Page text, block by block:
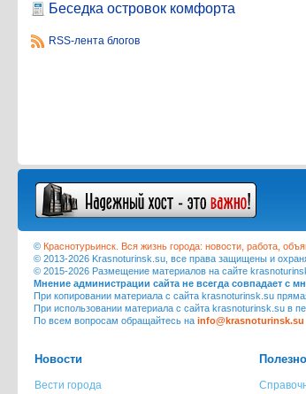
Беседка островок комфорта
RSS-лента блогов
© Краснотурьинск. Вся жизнь города: новости, работа,
© 2013-2026 Krasnoturinsk.su, все права защищены и
© 2015-2026 Размещение материалов на сайте
Мнение администрации сайта не всегда совпадает с
При копировании материала с сайта krasnoturinsk.su
При использовании материала с сайта krasnoturinsk.su в
По всем вопросам обращайтесь на info@krasnoturinsk.su
Новости
Вести города